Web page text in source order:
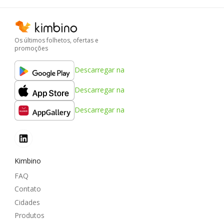
Os últimos folhetos, ofertas e
promoções
Descarregar na
Descarregar na
Descarregar na
Kimbino
FAQ
Contato
Cidades
Produtos